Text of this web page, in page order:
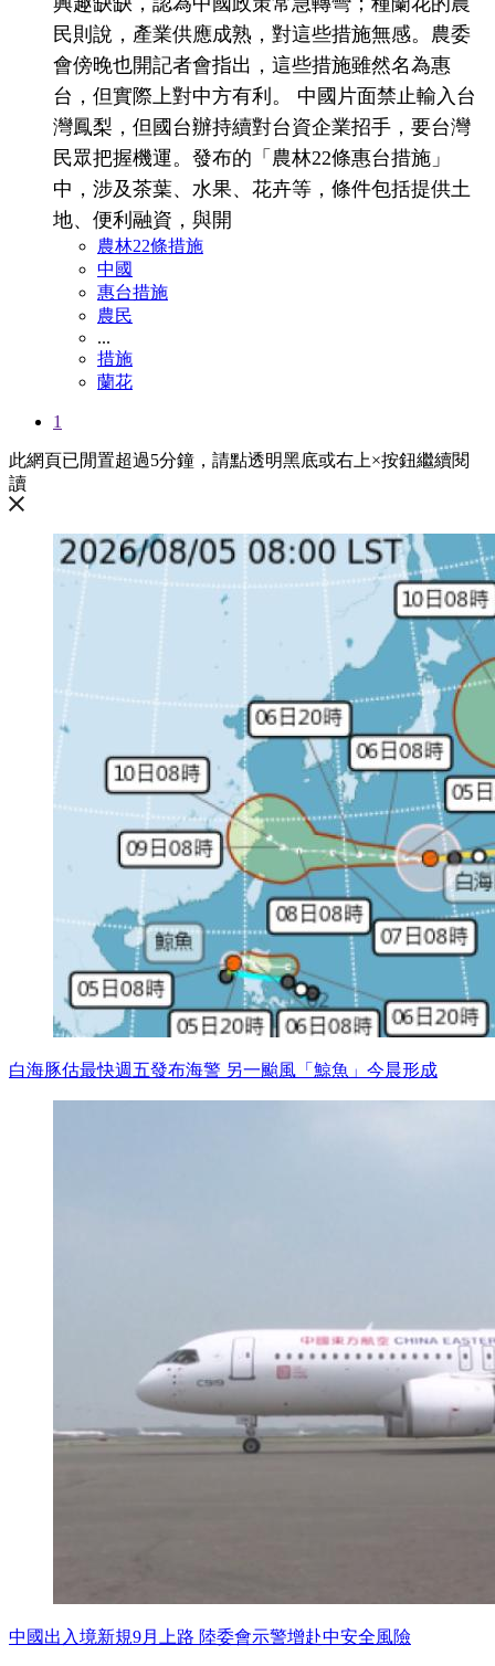
民則說，產業供應成熟，對這些措施無感。農委
會傍晚也開記者會指出，這些措施雖然名為惠
台，但實際上對中方有利。 中國片面禁止輸入台
灣鳳梨，但國台辦持續對台資企業招手，要台灣
民眾把握機運。發布的「農林22條惠台措施」
中，涉及茶葉、水果、花卉等，條件包括提供土
地、便利融資，與開
農林22條措施
中國
惠台措施
農民
...
措施
蘭花
1
此網頁已閒置超過5分鐘，請點透明黑底或右上×按鈕繼續閱
讀
白海豚估最快週五發布海警 另一颱風「鯨魚」今晨形成
中國出入境新規9月上路 陸委會示警增赴中安全風險